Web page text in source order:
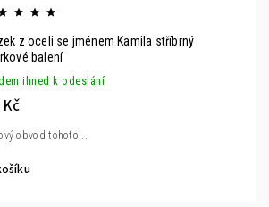
z oceli se jménem Kamila stříbrný
balení
ihned k odeslání
Kč
obvod tohoto...